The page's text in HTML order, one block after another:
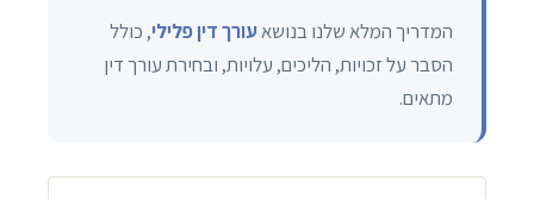
המדריך המלא שלנו בנושאעורך דין פלילי, כולל
הסבר על זכויות, הליכים, עלויות, ובחירת עורך דין
מתאים.